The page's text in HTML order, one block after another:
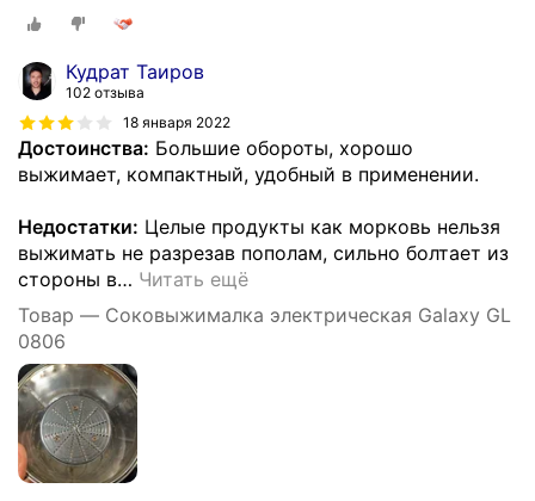
Кудрат Таиров
102 отзыва
18 января 2022
Достоинства: Большие обороты, хорошо
выжимает, компактный, удобный в применении.
Недостатки: Целые продукты как морковь нельзя
выжимать не разрезав пополам, сильно болтает из
стороны в… Читать ещё
Товар — Соковыжималка электрическая Galaxy GL
0806